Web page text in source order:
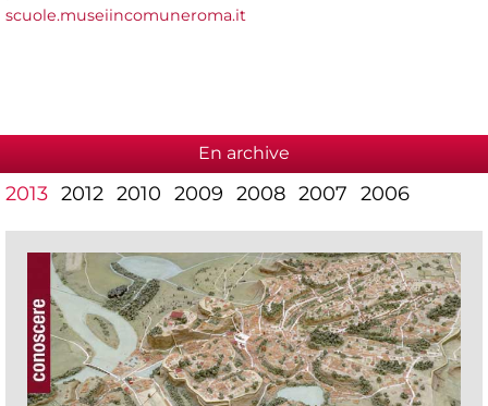
scuole.museiincomuneroma.it
En archive
2013 2012 2010 2009 2008 2007 2006